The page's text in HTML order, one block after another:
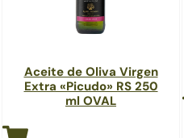
Aceite de Oliva Virgen
Extra «Picudo» RS 250
ml OVAL